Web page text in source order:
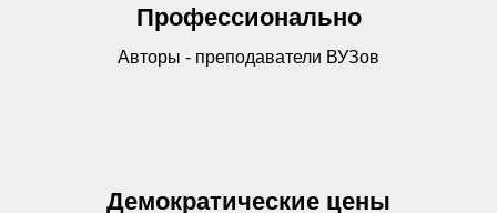
Профессионально
Авторы - преподаватели ВУЗов
Демократические цены